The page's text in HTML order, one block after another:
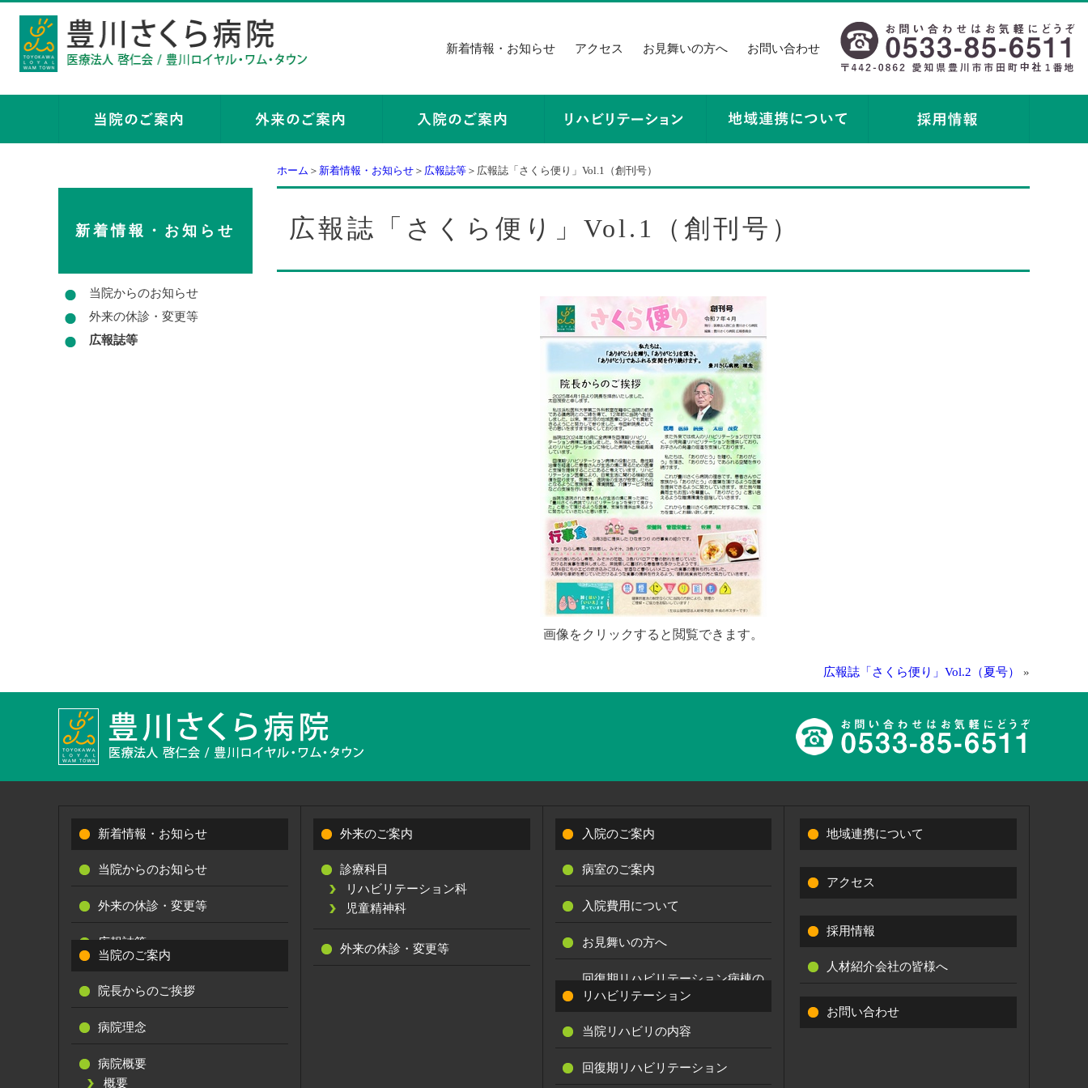
新着情報・お知らせ アクセス お見舞いの方へ お問い合わせ
ホーム ＞ 新着情報・お知らせ ＞ 広報誌等 ＞広報誌「さくら便り」Vol.1（創刊号）
広報誌「さくら便り」Vol.1（創刊号）
画像をクリックすると閲覧できます。
広報誌「さくら便り」Vol.2（夏号） »
新着情報・お知らせ
当院からのお知らせ
外来の休診・変更等
広報誌等
新着情報・お知らせ
当院からのお知らせ
外来の休診・変更等
広報誌等
当院のご案内
院長からのご挨拶
病院理念
病院概要
概要
外来のご案内
診療科目
リハビリテーション科
児童精神科
外来の休診・変更等
入院のご案内
病室のご案内
入院費用について
お見舞いの方へ
回復期リハビリテーション病棟の
実績
リハビリテーション
当院リハビリの内容
回復期リハビリテーション
地域連携について
アクセス
採用情報
人材紹介会社の皆様へ
お問い合わせ